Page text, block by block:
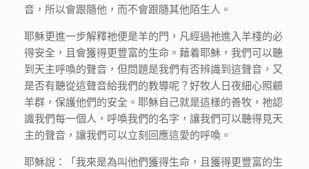
音，所以會跟隨他，而不會跟隨其他陌生人。
耶穌更進一步解釋祂便是羊的門，凡經過祂進入羊棧的必
得安全，且會獲得更豐富的生命。藉着耶穌，我們可以聽
到天主呼喚的聲音，但問題是我們有否辨識到這聲音，又
是否有聽從這聲音給我們的教導呢？好牧人日夜細心照顧
羊群，保護他們的安全。耶穌自己就是這樣的善牧，祂認
識我們每一個人，呼喚我們的名字，讓我們可以聽得見天
主的聲音，讓我們可以立刻回應這愛的呼喚。
耶穌說：「我來是為叫他們獲得生命，且獲得更豐富的生